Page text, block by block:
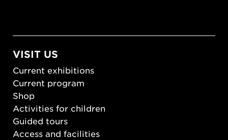
VISIT US
Current exhibitions
Current program
Shop
Activities for children
Guided tours
Access and facilities